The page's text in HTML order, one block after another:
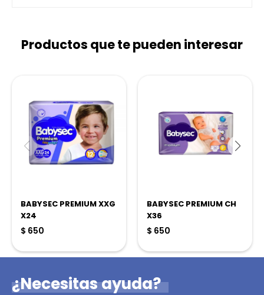
Productos que te pueden interesar
BABYSEC PREMIUM XXG
X24
$ 650
BABYSEC PREMIUM CH
X36
$ 650
¿Necesitas ayuda?